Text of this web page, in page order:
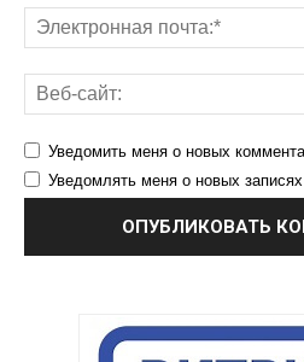
Уведомить меня о новых
Уведомлять меня о новых записях